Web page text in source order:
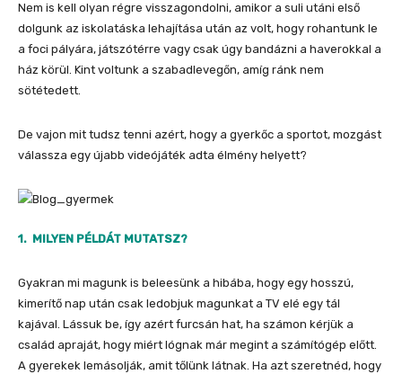
Nem is kell olyan régre visszagondolni, amikor a suli utáni első
dolgunk az iskolatáska lehajítása után az volt, hogy rohantunk le
a foci pályára, játszótérre vagy csak úgy bandázni a haverokkal a
ház körül. Kint voltunk a szabadlevegőn, amíg ránk nem
sötétedett.
De vajon mit tudsz tenni azért, hogy a gyerkőc a sportot, mozgást
válassza egy újabb videójáték adta élmény helyett?
1. MILYEN PÉLDÁT MUTATSZ?
Gyakran mi magunk is beleesünk a hibába, hogy egy hosszú,
kimerítő nap után csak ledobjuk magunkat a TV elé egy tál
kajával. Lássuk be, így azért furcsán hat, ha számon kérjük a
család apraját, hogy miért lógnak már megint a számítógép előtt.
A gyerekek lemásolják, amit tőlünk látnak. Ha azt szeretnéd, hogy